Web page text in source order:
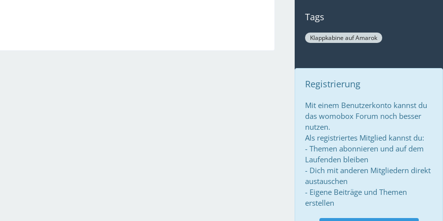
Tags
Klappkabine auf Amarok
Registrierung
Mit einem Benutzerkonto kannst du
das womobox Forum noch besser
nutzen.
Als registriertes Mitglied kannst du:
- Themen abonnieren und auf dem
Laufenden bleiben
- Dich mit anderen Mitgliedern direkt
austauschen
- Eigene Beiträge und Themen
erstellen